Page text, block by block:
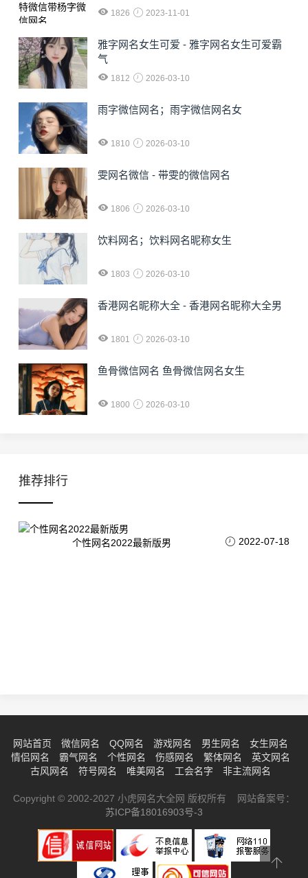
1826 2023-11-01
雅字网名女生可爱 - 雅字网名女生可爱霸
气
1812 2026-03-10
雨字微信网名；雨字微信网名女
1810 2026-03-10
雯网名微信 - 带雯的微信网名
1806 2026-03-10
饮料网名；饮料网名昵称女生
1803 2026-03-10
香港网名昵称大全 - 香港网名昵称大全男
1801 2026-03-10
鱼骨微信网名 鱼骨微信网名女生
1800 2026-03-10
推荐排行
个性网名2022最新版男 2022-07-18
网站首页 微信网名 QQ网名 游戏网名 男生网名
女生网名
情侣网名
霸气网名 个性网名 伤感网名 繁体网名
英文网名
古风网名
符号网名 唯美网名 工会名字 非主流网名
Copyright © 2002-2027 小虎网名大全网 版权所有 网站备案号：
苏ICP备18016903号-3